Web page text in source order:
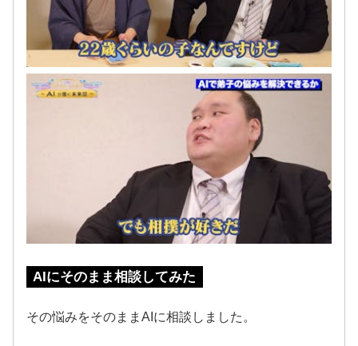
AIにそのまま相談してみた
その悩みをそのままAIに相談しました。